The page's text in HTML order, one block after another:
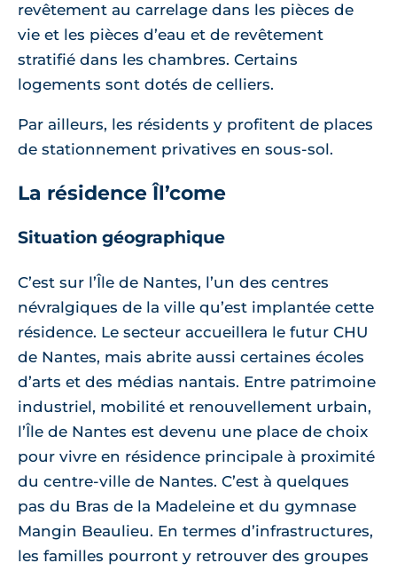
revêtement au carrelage dans les pièces de
vie et les pièces d’eau et de revêtement
stratifié dans les chambres. Certains
logements sont dotés de celliers.
Par ailleurs, les résidents y profitent de places
de stationnement privatives en sous-sol.
La résidence Îl’come
Situation géographique
C’est sur l’Île de Nantes, l’un des centres
névralgiques de la ville qu’est implantée cette
résidence. Le secteur accueillera le futur CHU
de Nantes, mais abrite aussi certaines écoles
d’arts et des médias nantais. Entre patrimoine
industriel, mobilité et renouvellement urbain,
l’Île de Nantes est devenu une place de choix
pour vivre en résidence principale à proximité
du centre-ville de Nantes. C’est à quelques
pas du Bras de la Madeleine et du gymnase
Mangin Beaulieu. En termes d’infrastructures,
les familles pourront y retrouver des groupes